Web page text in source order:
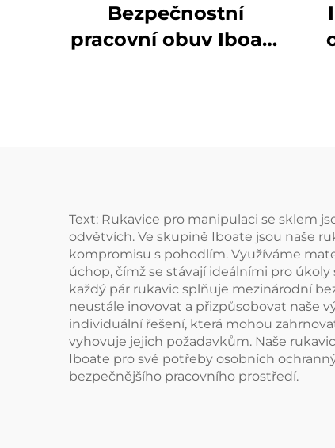
Bezpečnostní
pracovní obuv Iboate
Text: Rukavice pro manipulaci se sklem
odvětvích. Ve skupině Iboate jsou naše
kompromisu s pohodlím. Využíváme
úchop, čímž se stávají ideálními pro
každý pár rukavic splňuje mezinárodní
neustále inovovat a přizpůsobovat naše
individuální řešení, která mohou
vyhovuje jejich požadavkům. Naše
Iboate pro své potřeby osobních
bezpečnějšího pracovního prostředí.